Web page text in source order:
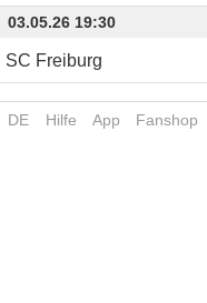
03.05.26 19:30
SC Freiburg
DE Hilfe App Fanshop